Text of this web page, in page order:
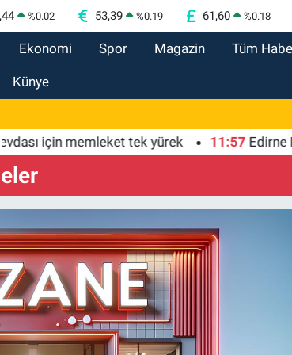
%0.02 53,39 %0.19 61,60 %0.18
Ekonomi Spor Magazin Tüm
Künye
için memleket tek yürek 11:57 Edirne